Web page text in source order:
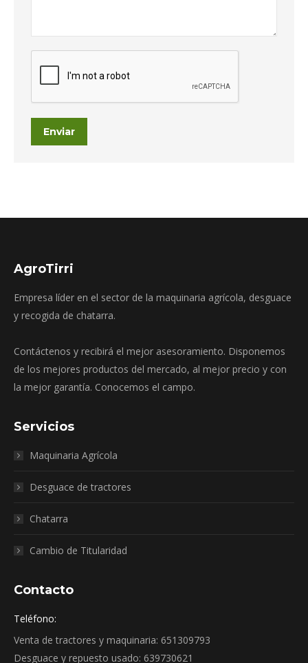
Enviar
AgroTirri
Empresa líder en el sector de la maquinaria agrícola, desguace
y recogida de chatarra.
Contáctenos y recibirá el mejor asesoramiento. Disponemos
de los mejores productos del mercado, al mejor precio y con
la mejor garantía. Conocemos el campo.
Servicios
Maquinaria Agrícola
Desguace de tractores
Chatarra
Cambio de Titularidad
Contacto
Teléfono:
Venta de tractores y maquinaria: 651309793
Desguace y repuesto usado: 639730621